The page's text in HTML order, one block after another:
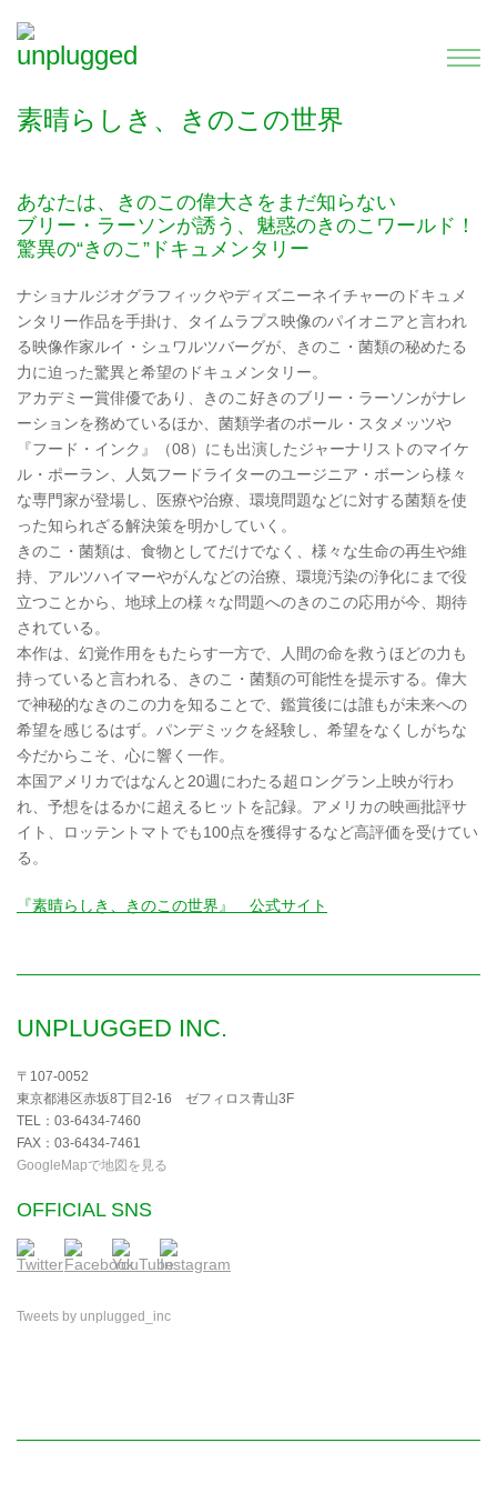
素晴らしき、きのこの世界
あなたは、きのこの偉大さをまだ知らない
ブリー・ラーソンが誘う、魅惑のきのこワールド！
驚異の“きのこ”ドキュメンタリー
ナショナルジオグラフィックやディズニーネイチャーのドキュメ
ンタリー作品を手掛け、タイムラプス映像のパイオニアと言われ
る映像作家ルイ・シュワルツバーグが、きのこ・菌類の秘めたる
力に迫った驚異と希望のドキュメンタリー。
アカデミー賞俳優であり、きのこ好きのブリー・ラーソンがナレ
ーションを務めているほか、菌類学者のポール・スタメッツや
『フード・インク』（08）にも出演したジャーナリストのマイケ
ル・ポーラン、人気フードライターのユージニア・ボーンら様々
な専門家が登場し、医療や治療、環境問題などに対する菌類を使
った知られざる解決策を明かしていく。
きのこ・菌類は、食物としてだけでなく、様々な生命の再生や維
持、アルツハイマーやがんなどの治療、環境汚染の浄化にまで役
立つことから、地球上の様々な問題へのきのこの応用が今、期待
されている。
本作は、幻覚作用をもたらす一方で、人間の命を救うほどの力も
持っていると言われる、きのこ・菌類の可能性を提示する。偉大
で神秘的なきのこの力を知ることで、鑑賞後には誰もが未来への
希望を感じるはず。パンデミックを経験し、希望をなくしがちな
今だからこそ、心に響く一作。
本国アメリカではなんと20週にわたる超ロングラン上映が行わ
れ、予想をはるかに超えるヒットを記録。アメリカの映画批評サ
イト、ロッテントマトでも100点を獲得するなど高評価を受けてい
る。
『素晴らしき、きのこの世界』 公式サイト
UNPLUGGED INC.
〒107-0052
東京都港区赤坂8丁目2-16 ゼフィロス青山3F
TEL：03-6434-7460
FAX：03-6434-7461
GoogleMapで地図を見る
OFFICIAL SNS
Tweets by unplugged_inc